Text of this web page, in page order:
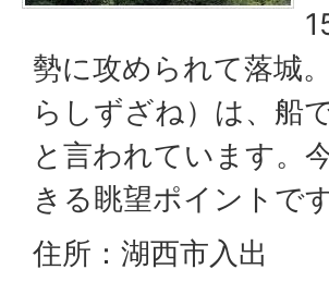
勢に攻められて落城
らしずざね）は、船
と言われています。
きる眺望ポイントです
住所：湖西市入出